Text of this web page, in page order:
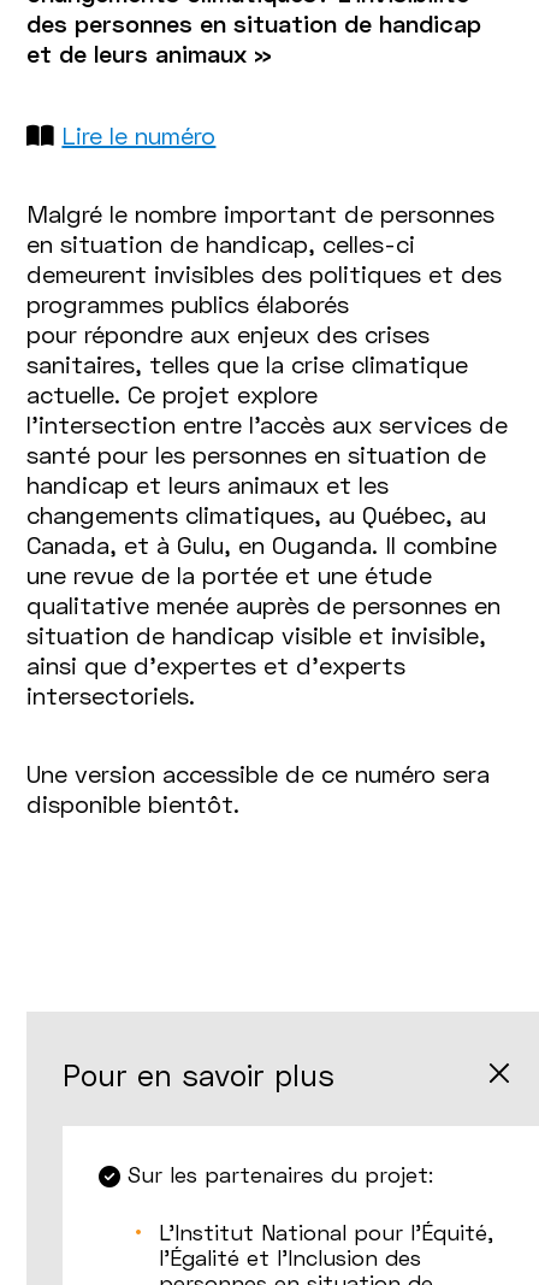
des personnes en situation de handicap
et de leurs animaux »
Lire le numéro
Malgré le nombre important de personnes
en situation de handicap, celles-ci
demeurent invisibles des politiques et des
programmes publics élaborés
pour répondre aux enjeux des crises
sanitaires, telles que la crise climatique
actuelle. Ce projet explore
l’intersection entre l’accès aux services de
santé pour les personnes en situation de
handicap et leurs animaux et les
changements climatiques, au Québec, au
Canada, et à Gulu, en Ouganda. Il combine
une revue de la portée et une étude
qualitative menée auprès de personnes en
situation de handicap visible et invisible,
ainsi que d’expertes et d’experts
intersectoriels.
Une version accessible de ce numéro sera
disponible bientôt.
Pour en savoir plus
Sur les partenaires du projet:
L’Institut National pour l’Équité,
l’Égalité et l’Inclusion des